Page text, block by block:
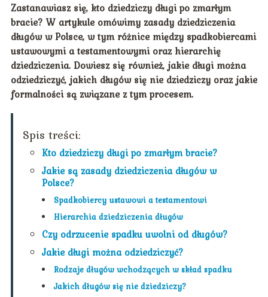
Zastanawiasz się, kto dziedziczy długi po zmarłym
bracie? W artykule omówimy zasady dziedziczenia
długów w Polsce, w tym różnice między spadkobiercami
ustawowymi a testamentowymi oraz hierarchię
dziedziczenia. Dowiesz się również, jakie długi można
odziedziczyć, jakich długów się nie dziedziczy oraz jakie
formalności są związane z tym procesem.
Spis treści:
Kto dziedziczy długi po zmarłym bracie?
Jakie są zasady dziedziczenia długów w
Polsce?
Spadkobiercy ustawowi a testamentowi
Hierarchia dziedziczenia długów
Czy odrzucenie spadku uwolni od długów?
Jakie długi można odziedziczyć?
Rodzaje długów wchodzących w skład spadku
Jakich długów się nie dziedziczy?